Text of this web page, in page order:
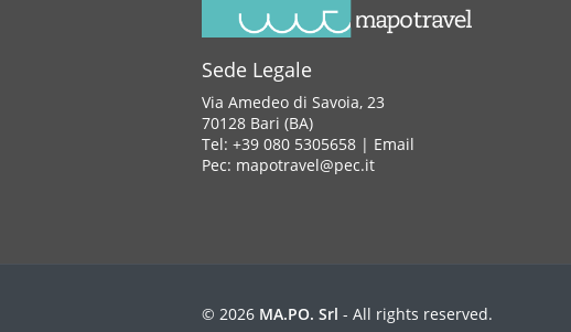
Sede Legale
Via Amedeo di Savoia, 23
70128 Bari (BA)
Tel: +39 080 5305658 | Email
Pec: mapotravel@pec.it
© 2026 MA.PO. Srl - All rights reserved.